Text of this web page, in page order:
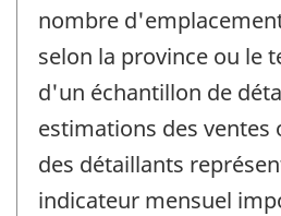
nombre
selon la province ou le
d'un échantillon de
estimations des ventes
des détaillants
indicateur mensuel